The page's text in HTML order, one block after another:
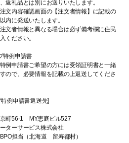
返礼品とは別にお送りいたします。
文内容確認画面の【注文者情報】に記載の
内に発送いたします。
文者情報と異なる場合は必ず備考欄に住民
ください。
特例申請書
例申請書ご希望の方には受領証明書と一緒
ので、必要情報を記載の上返送してくださ
例申請書返送先]
町56-1 MY恵庭ビル527
ターサービス株式会社
担当（北海道 留寿都村）